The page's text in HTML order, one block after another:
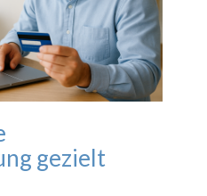
gezielt